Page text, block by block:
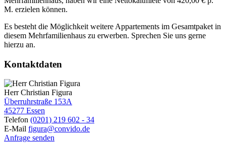
M. erzielen können.
Es besteht die Möglichkeit weitere Appartements im Gesamtpaket in
diesem Mehrfamilienhaus zu erwerben. Sprechen Sie uns gerne
hierzu an.
Kontaktdaten
Herr Christian Figura
Überruhrstraße 153A
45277 Essen
Telefon (0201) 219 602 - 34
E-Mail figura@convido.de
Anfrage senden